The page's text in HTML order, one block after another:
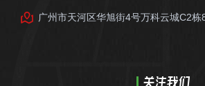
广州市天河区华旭街4号万科云城C2栋
关注我们